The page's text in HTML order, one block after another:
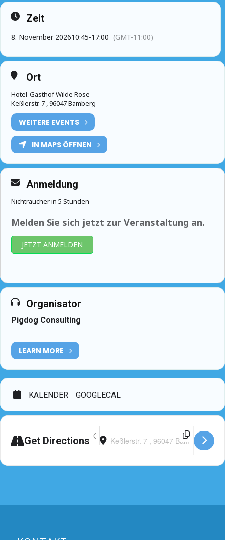
Zeit
8. November 202610:45-17:00 (GMT-11:00)
Ort
Hotel-Gasthof Wilde Rose
Keßlerstr. 7 , 96047 Bamberg
WEITERE EVENTS
IN MAPS ÖFFNEN
Anmeldung
Nichtraucher in 5 Stunden
Melden Sie sich jetzt zur Veranstaltung an.
JETZT ANMELDEN
Organisator
Pigdog Consulting
LEARN MORE
KALENDER GOOGLECAL
Get Directions
Adresse - Seminar Bamberg [B8dL9vMLy]
Destination Address - Seminar